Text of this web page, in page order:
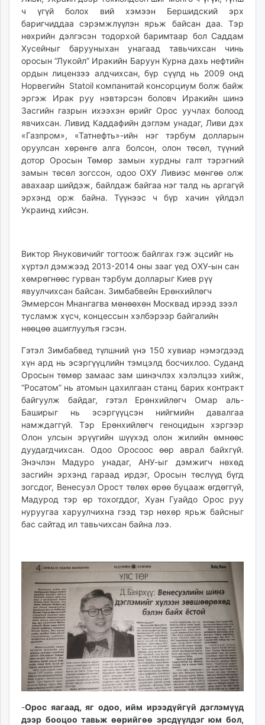
ч үгүй болох вий хэмээн Бершидский эрх
баригчиддаа сэрэмжлүүлэн ярьж байсан даа. Тэр
нөхрийн дэлгэсэн тодорхой баримтаар бол Саддам
Хусейныг барууныхан унагаад тавьчихсан чинь
оросын “Лукойл” Иракийн Баруун Курна дахь нефтийн
ордын лицензээ алдчихсан, бүр сүүлд нь 2009 онд
Норвегийн Statoil компанитай консорциум болж байж
эргэж Ирак руу нэвтэрсэн боловч Иракийн шинэ
Засгийн газрын ихээхэн өрийг Орос уучлах болоод
явчихсан. Ливид Каддафийн дэглэм унадаг, Ливи дэх
«Газпром», «Татнефть»-ийн нэг тэрбум долларын
оруулсан хөрөнгө алга болсон, олон төсөл, түүний
дотор Оросын Төмөр замын хурдны галт тэрэгний
замын төсөл зогссон, одоо ОХУ Ливиэс мөнгөө олж
авахаар шийдэж, байлдаж байгаа нэг талд нь аргагүй
эрхэнд орж байна. Түүнээс ч бүр хачин үйлдэл
Украинд хийсэн.
Виктор Януковичийг тогтоож байлгах гэж эцсийг нь
хүртэл дэмжээд 2013-2014 оны зааг үед ОХУ-ын сан
хөмрөгнөөс гурван тэрбум долларыг Киев рүү
явуулчихсан байсан. Зимбабвейн Ерөнхийлөгч
Эммерсон Мнангагва мөнөөхөн Москвад ирээд зээл
тусламж хүсч, концессын хэлбэрээр байгалийн
нөөцөө ашиглуулъя гэсэн.
Гэтэл Зимбабвед түлшний үнэ 150 хувиар нэмэгдээд
хүн ард нь эсэргүүцлийн тэмцэлд босчихлоо. Суданд
Оросын төмөр замаас зам шинэчлэх хэлэлцээ хийж,
“Росатом” нь атомын цахилгаан станц барих контракт
байгуулж байдаг, гэтэл Ерөнхийлөгч Омар аль-
Баширыг нь эсэргүүцсэн нийгмийн давалгаа
намждаггүй. Тэр Ерөнхийлөгч геноцидын хэргээр
Олон улсын эрүүгийн шүүхэд олон жилийн өмнөөс
дуудагдчихсан. Одоо Оросоос өөр аврал байхгүй.
Энэчлэн Мадуро унадаг, АНУ-ыг дэмжигч нөхөд
засгийн эрхэнд гараад ирдэг, Оросын төслүүд бүгд
зогсдог, Венесуэл Орост төлөх өрөө буцааж өгдөггүй,
Мадурод тэр өр тохогддог, Хуан Гуайдо Орос руу
нуруугаа харуулчихна гээд тэр нөхөр ярьж байсныг
бас сайтад ил тавьчихсан байна лээ.
-Орос яагаад, яг одоо, ийм ирээдүйгүй дэглэмүүд
дээр бооцоо тавьж өөрийгөө эрсдүүлдэг юм бол,